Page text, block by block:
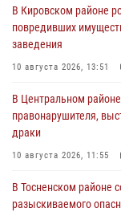
В Кировском районе
повредивших
заведения
10 августа 2026, 13:51
В Центральном
правонарушителя,
драки
10 августа 2026, 11:55
В Тосненском районе
разыскиваемого